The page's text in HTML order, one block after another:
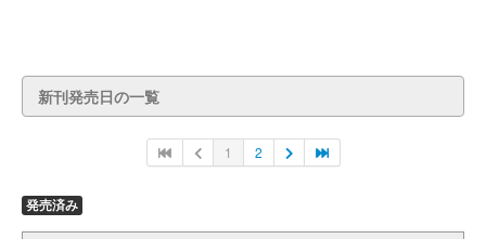
新刊発売日の一覧
1 2
発売済み